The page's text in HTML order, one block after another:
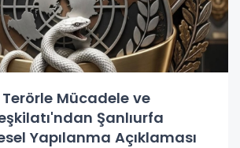
Mücadele ve
Şanlıurfa
Yapılanma Açıklaması